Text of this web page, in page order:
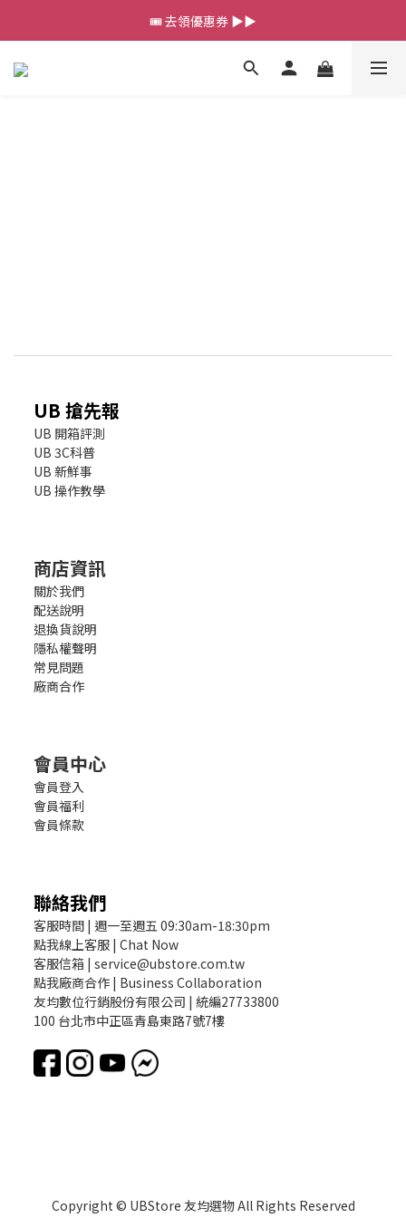
💰新會員送 $88 購物金
🎟️ 去領優惠券 ▶▶
💰新會員送 $88 購物金
UB 搶先報
UB 開箱評測
UB 3C科普
UB 新鮮事
UB 操作教學
商店資訊
關於我們
配送說明
退換貨說明
隱私權聲明
常見問題
廠商合作
會員中心
會員登入
會員福利
會員條款
聯絡我們
客服時間 | 週一至週五 09:30am-18:30pm
點我線上客服 | Chat Now
客服信箱 | service@ubstore.com.tw
點我廠商合作 | Business Collaboration
友均數位行銷股份有限公司 | 統編27733800
100 台北市中正區青島東路7號7樓
Copyright © UBStore 友均選物 All Rights Reserved